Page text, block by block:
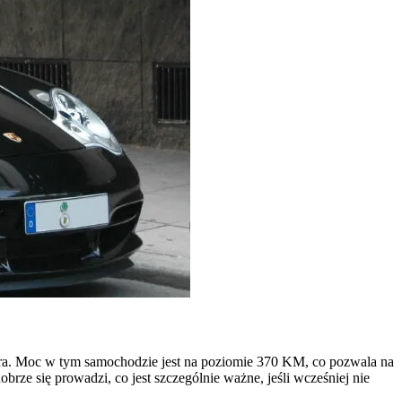
Moc w tym samochodzie jest na poziomie 370 KM, co pozwala na
się prowadzi, co jest szczególnie ważne, jeśli wcześniej nie